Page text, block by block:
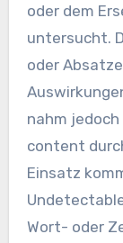
oder dem
untersucht.
oder
nahm
content
Einsatz
Wort- oder